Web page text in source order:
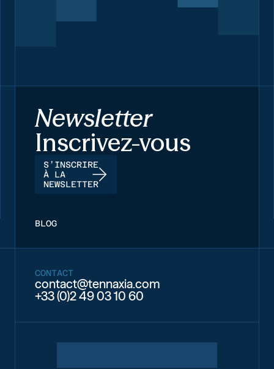
Newsletter
Inscrivez-vous
S’INSCRIRE
À LA
NEWSLETTER
BLOG
CONTACT
contact@tennaxia.com
+33 (0)2 49 03 10 60